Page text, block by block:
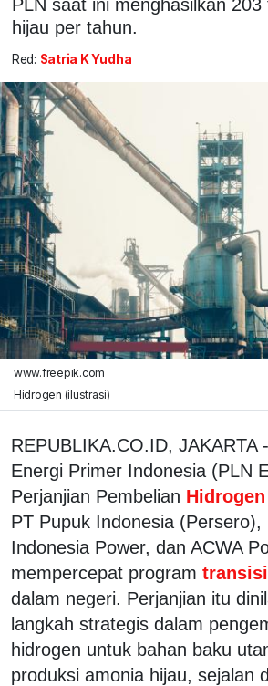
PLN saat ini menghasilkan 203
hijau per tahun.
Red: Satria K Yudha
www.freepik.com
Hidrogen (ilustrasi)
REPUBLIKA.CO.ID, JAKARTA
Energi Primer Indonesia (PLN
Perjanjian Pembelian
PT Pupuk Indonesia (Persero),
Indonesia Power, dan ACWA
mempercepat program
dalam negeri. Perjanjian itu
langkah strategis dalam
hidrogen untuk bahan baku
produksi amonia hijau, sejalan